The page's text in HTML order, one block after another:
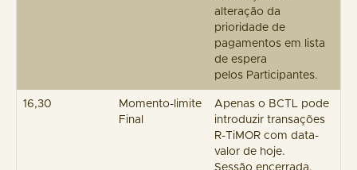
alteração da
prioridade de
pagamentos em lista
de espera
pelos Participantes.
16,30
Momento-limite
Final
Apenas o BCTL pode
introduzir transações
R-TiMOR com data-
valor de hoje.
Sessão encerrada,